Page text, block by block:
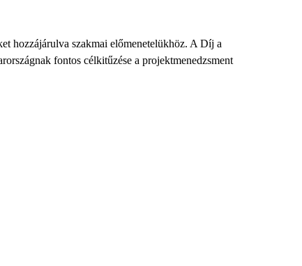
hozzájárulva szakmai előmenetelükhöz. A Díj a
fontos célkitűzése a projektmenedzsment